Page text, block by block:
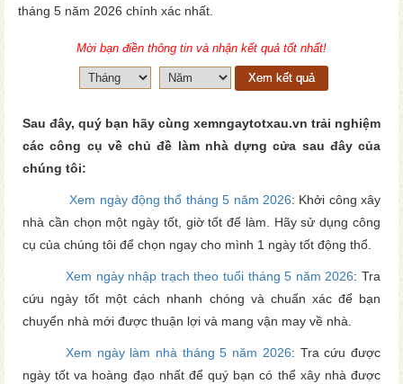
tháng 5 năm 2026 chính xác nhất.
Mời bạn điền thông tin và nhận kết quả tốt nhất!
Xem kết quả
Sau đây, quý bạn hãy cùng xemngaytotxau.vn trải nghiệm
các công cụ về chủ đề làm nhà dựng cửa sau đây của
chúng tôi:
Xem ngày động thổ tháng 5 năm 2026: Khởi công xây
nhà cần chọn một ngày tốt, giờ tốt để làm. Hãy sử dụng công
cụ của chúng tôi để chọn ngay cho mình 1 ngày tốt động thổ.
Xem ngày nhập trạch theo tuổi tháng 5 năm 2026: Tra
cứu ngày tốt một cách nhanh chóng và chuẩn xác để bạn
chuyển nhà mới được thuận lợi và mang vận may về nhà.
Xem ngày làm nhà tháng 5 năm 2026: Tra cứu được
ngày tốt va hoàng đạo nhất để quý bạn có thể xây nhà được